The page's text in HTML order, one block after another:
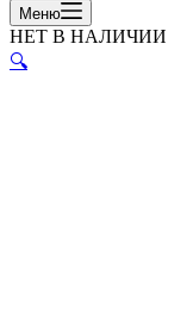
Меню
НЕТ В НАЛИЧИИ
🔍